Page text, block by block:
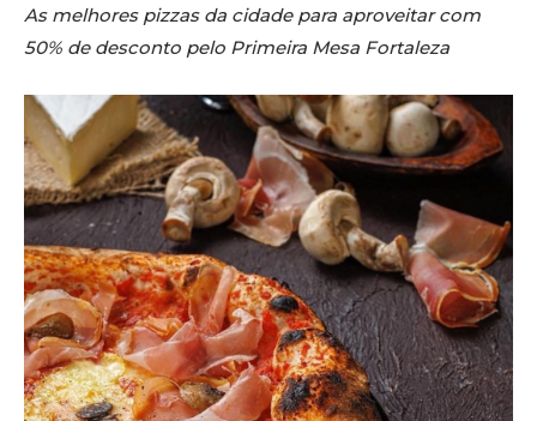
As melhores pizzas da cidade para aproveitar com
50% de desconto pelo Primeira Mesa Fortaleza